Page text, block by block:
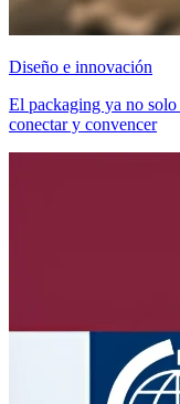
Diseño e innovación
El packaging ya no solo
conectar y convencer